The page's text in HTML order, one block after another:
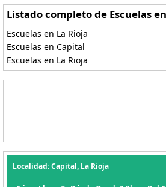
Listado completo de Escuelas
Escuelas en La Rioja
Escuelas en Capital
Escuelas en La Rioja
Localidad: Capital, La Rioja